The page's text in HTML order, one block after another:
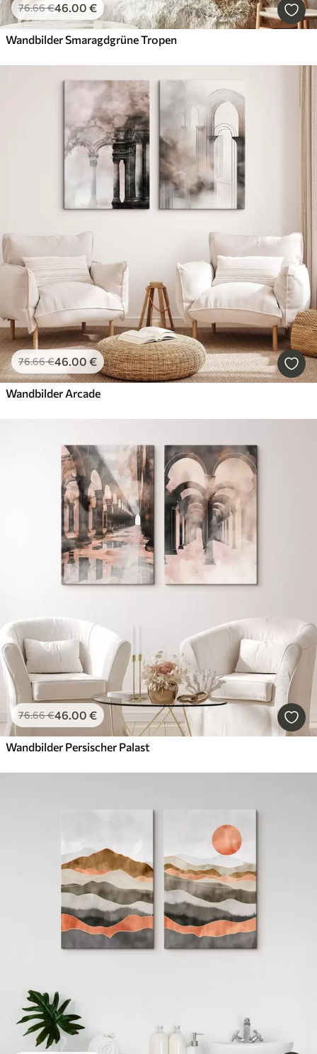
76.66€46.00 €
Wandbilder Smaragdgrüne Tropen
76.66€46.00 €
Wandbilder Arcade
76.66€46.00 €
Wandbilder Persischer Palast